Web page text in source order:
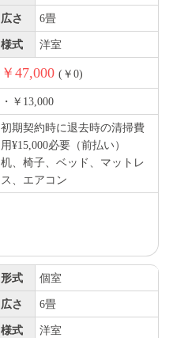
広さ 6畳
様式 洋室
￥47,000 (￥0)
・￥13,000
初期契約時に退去時の清掃費
用¥15,000必要（前払い）
机、椅子、ベッド、マットレ
ス、エアコン
形式 個室
広さ 6畳
様式 洋室